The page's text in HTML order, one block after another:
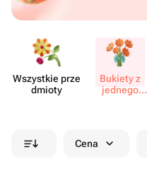
Wszystkie prze​
dmioty
Bukiety z
jednego
Cena